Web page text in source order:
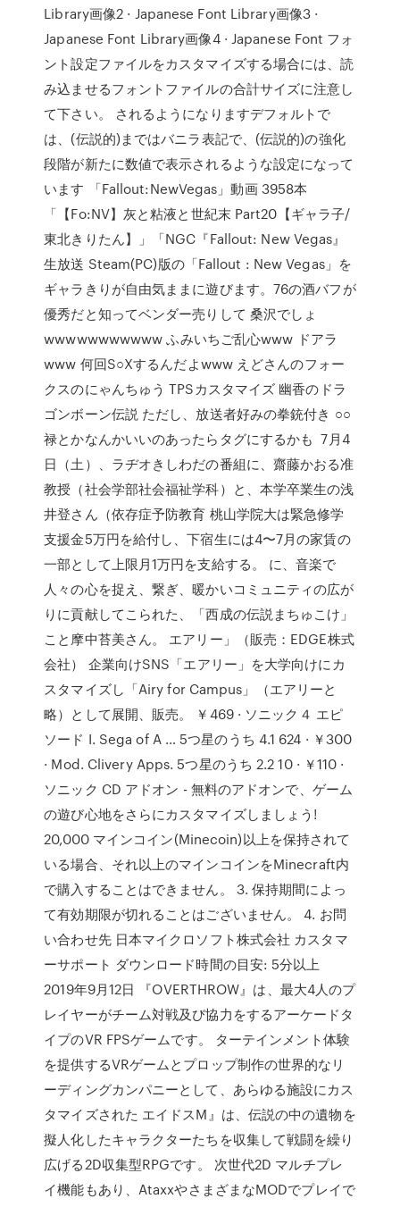
Library画像2 · Japanese Font Library画像3 ·
Japanese Font Library画像4 · Japanese Font フォ
ント設定ファイルをカスタマイズする場合には、読
み込ませるフォントファイルの合計サイズに注意し
て下さい。 されるようになりますデフォルトで
は、(伝説的)まではバニラ表記で、(伝説的)の強化
段階が新たに数値で表示されるような設定になって
います 「Fallout:NewVegas」動画 3958本
「【Fo:NV】灰と粘液と世紀末 Part20【ギャラ子/
東北きりたん】」「NGC『Fallout: New Vegas』
生放送 Steam(PC)版の「Fallout : New Vegas」を
ギャラきりが自由気ままに遊びます。76の酒バフが
優秀だと知ってベンダー売りして 桑沢でしょ
wwwwwwwwwww ふみいちご乱心www ドアラ
www 何回S○Xするんだよwww えどさんのフォー
クスのにゃんちゅう TPSカスタマイズ 幽香のドラ
ゴンボーン伝説 ただし、放送者好みの拳銃付き ○○
禄とかなんかいいのあったらタグにするかも 7月4
日（土）、ラヂオきしわだの番組に、齋藤かおる准
教授（社会学部社会福祉学科）と、本学卒業生の浅
井登さん（依存症予防教育 桃山学院大は緊急修学
支援金5万円を給付し、下宿生には4〜7月の家賃の
一部として上限月1万円を支給する。 に、音楽で
人々の心を捉え、繋ぎ、暖かいコミュニティの広が
りに貢献してこられた、「西成の伝説まちゅこけ」
こと摩中苔美さん。 エアリー」（販売：EDGE株式
会社） 企業向けSNS「エアリー」を大学向けにカ
スタマイズし「Airy for Campus」（エアリーと
略）として展開、販売。 ￥469 · ソニック４ エピ
ソード I. Sega of A … 5つ星のうち 4.1 624 · ￥300
· Mod. Clivery Apps. 5つ星のうち 2.2 10 · ￥110 ·
ソニック CD アドオン - 無料のアドオンで、ゲーム
の遊び心地をさらにカスタマイズしましょう!
20,000 マインコイン(Minecoin)以上を保持されて
いる場合、それ以上のマインコインをMinecraft内
で購入することはできません。 3. 保持期間によっ
て有効期限が切れることはございません。 4. お問
い合わせ先 日本マイクロソフト株式会社 カスタマ
ーサポート ダウンロード時間の目安: 5分以上
2019年9月12日 『OVERTHROW』は、最大4人のプ
レイヤーがチーム対戦及び協力をするアーケードタ
イプのVR FPSゲームです。 ターテインメント体験
を提供するVRゲームとプロップ制作の世界的なリ
ーディングカンパニーとして、あらゆる施設にカス
タマイズされた エイドスM』は、伝説の中の遺物を
擬人化したキャラクターたちを収集して戦闘を繰り
広げる2D収集型RPGです。 次世代2D マルチプレ
イ機能もあり、AtaxxやさまざまなMODでプレイで